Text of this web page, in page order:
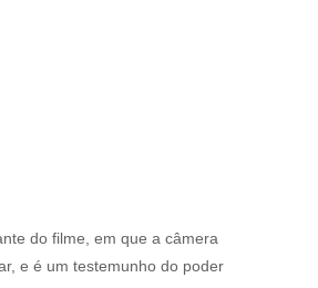
do filme, em que a câmera
e é um testemunho do poder